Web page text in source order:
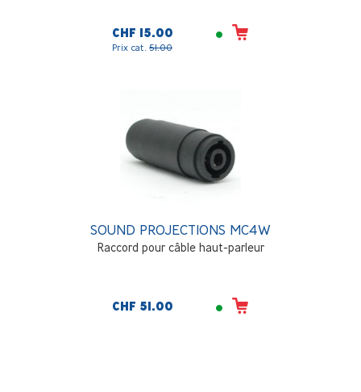
CHF 15.00
Prix cat. 51.00
SOUND PROJECTIONS MC4W
Raccord pour câble haut-parleur
CHF 51.00